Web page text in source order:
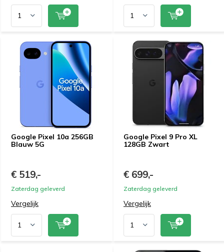
Google Pixel 10a 256GB
Blauw 5G
€ 519,-
Zaterdag geleverd
Vergelijk
Google Pixel 9 Pro XL
128GB Zwart
€ 699,-
Zaterdag geleverd
Vergelijk